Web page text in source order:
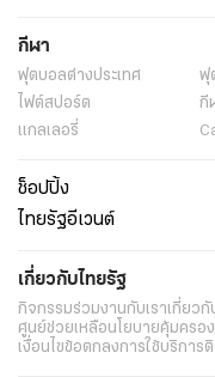
กีฬา
ฟุตบอลต่่างประเทศ ฟุ
ไฟต์สปอร์ต
กี
แกลเลอรี่
ช็อปปิ้ง
ไทยรัฐอีเวนต์
เกี่ยวกับไทยรัฐ
กิจกรรมร่วมงานกับเราเกี่ยวกั
ศูนย์ช่วยเหลือนโยบายคุ้มครอ
เงื่อนไขข้อตกลงการใช้บริการ